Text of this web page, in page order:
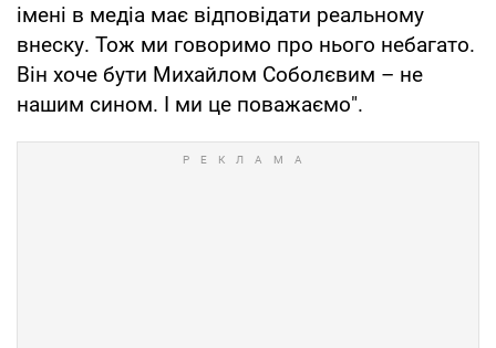
імені в медіа має відповідати реальному
внеску. Тож ми говоримо про нього небагато.
Він хоче бути Михайлом Соболєвим – не
нашим сином. І ми це поважаємо".